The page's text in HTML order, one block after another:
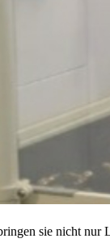
sie nicht nur